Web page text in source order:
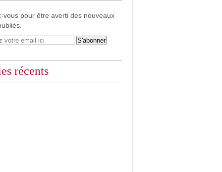
vous pour être averti des nouveaux
récents